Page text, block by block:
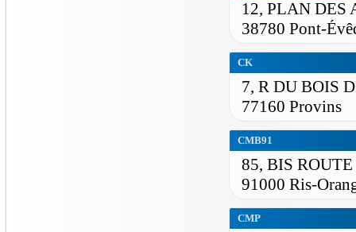
12, PLAN DES
38780 Pont-
CK
7, R DU BOIS
77160 Provins
CMB91
85, BIS
91000 Ris-
CMP